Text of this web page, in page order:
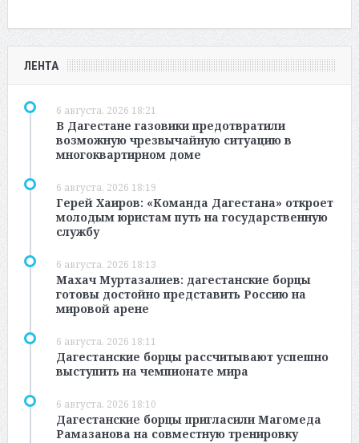
ЛЕНТА
6 августа, 2026 18:21
В Дагестане газовики предотвратили
возможную чрезвычайную ситуацию в
многоквартирном доме
6 августа, 2026 18:19
Герей Хаиров: «Команда Дагестана» откроет
молодым юристам путь на государственную
службу
6 августа, 2026 18:13
Махач Муртазалиев: дагестанские борцы
готовы достойно представить Россию на
мировой арене
6 августа, 2026 18:11
Дагестанские борцы рассчитывают успешно
выступить на чемпионате мира
6 августа, 2026 18:10
Дагестанские борцы пригласили Магомеда
Рамазанова на совместную тренировку